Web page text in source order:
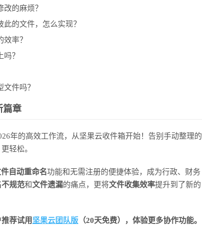
的麻烦？
的文件，怎么实现？
率？
？
件吗？
篇章
年的高效工作流，从坚果云收件箱开始！告别手动整理的
轻松。
自动重命名功能和无需注册的便捷体验，成为行政、财务
不规范和文件遗漏的痛点，更将文件收集效率提升到了新的
荐试用坚果云团队版 （20天免费），体验更多协作功能。